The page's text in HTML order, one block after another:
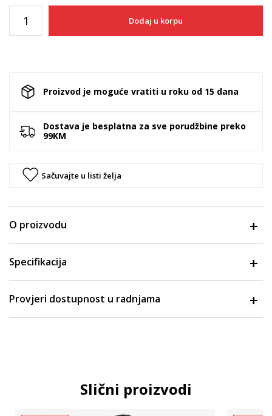
Dodaj u korpu
Proizvod je moguće vratiti u roku od 15 dana
Dostava je besplatna za sve porudžbine preko
99KM
Sačuvajte u listi želja
O proizvodu
Specifikacija
Provjeri dostupnost u radnjama
Slični proizvodi